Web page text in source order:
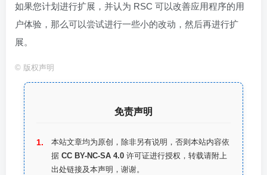
如果您计划进行扩展，并认为 RSC 可以改善应用程序的用
户体验，那么可以尝试进行一些小的改动，然后再进行扩
展。
© 版权声明
免责声明
本站文章均为原创，除非另有说明，否则本站内容依
据 CC BY-NC-SA 4.0 许可证进行授权，转载请附上
出处链接及本声明，谢谢。